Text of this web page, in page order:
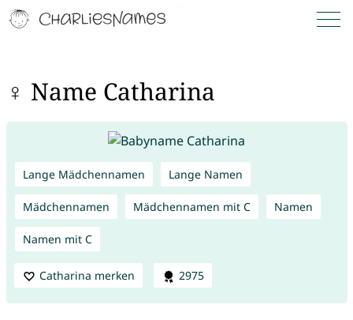
♀ Name Catharina
Lange Mädchennamen Lange Namen
Mädchennamen Mädchennamen mit C Namen
Namen mit C
Catharina merken 2975